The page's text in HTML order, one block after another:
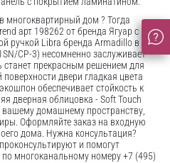
многоквартирный дом ? Тогда
арт 198262 от бренда Ягуар с
ручкой Libra бренда Armadillo в
CP-3) несомненно заслуживает
прекрасным решением для
двери гладкая цвета
обеспечивает стойкость к
дверная облицовка - Soft Touch
домашнему пространству,
Оформляйте заказ на входную
дома. Нужна консультация?
и помогут
многоканальному номеру +7 (495)